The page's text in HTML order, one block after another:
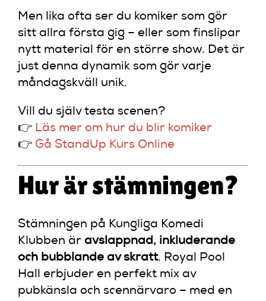
Men lika ofta ser du komiker som gör
sitt allra första gig – eller som finslipar
nytt material för en större show. Det är
just denna dynamik som gör varje
måndagskväll unik.
Vill du själv testa scenen?
👉 Läs mer om hur du blir komiker
👉 Gå StandUp Kurs Online
Hur är stämningen?
Stämningen på Kungliga Komedi
Klubben är avslappnad, inkluderande
och bubblande av skratt. Royal Pool
Hall erbjuder en perfekt mix av
pubkänsla och scennärvaro – med en